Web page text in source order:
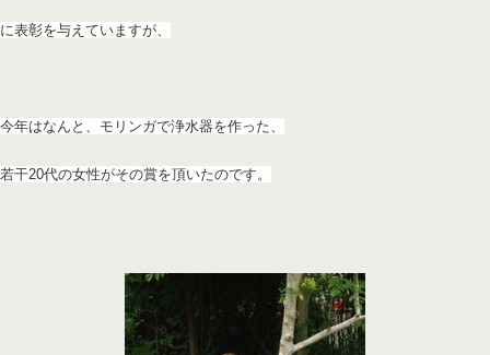
に表彰を与えていますが、
今年はなんと、モリンガで浄水器を作った、
若干20代の女性がその賞を頂いたのです。